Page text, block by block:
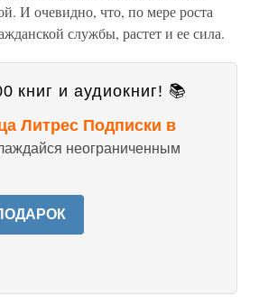
И очевидно, что, по мере роста
службы, растет и ее сила.
книг и аудиокниг! 📚
Литрес Подписки в
неограниченным